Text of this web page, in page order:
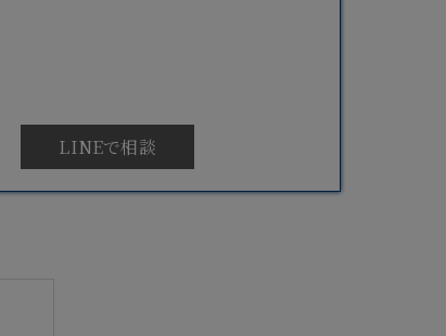
LINEで相談